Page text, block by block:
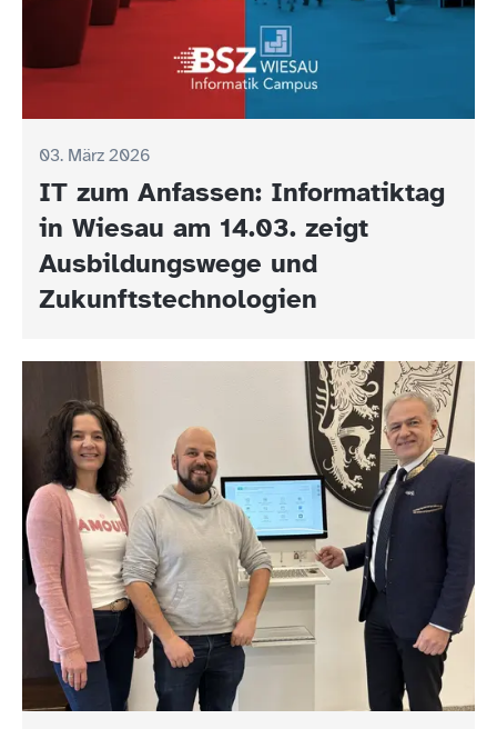
03. März 2026
IT zum Anfassen: Informatiktag
in Wiesau am 14.03. zeigt
Ausbildungswege und
Zukunftstechnologien